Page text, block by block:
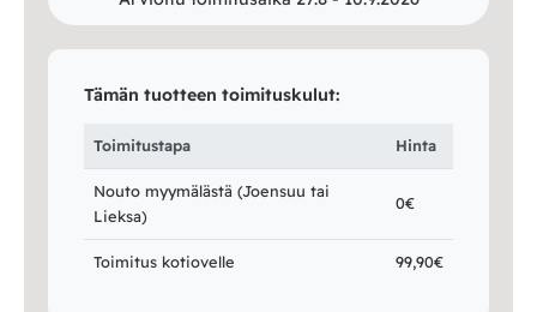
Tämän tuotteen toimituskulut:
Toimitustapa Hinta
Nouto myymälästä (Joensuu tai
Lieksa)
0€
Toimitus kotiovelle 99,90€